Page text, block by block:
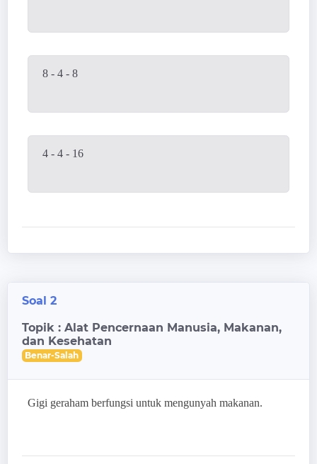
8 - 4 - 8
4 - 4 - 16
Soal 2
Topik : Alat Pencernaan Manusia, Makanan,
dan Kesehatan
Benar-Salah
Gigi geraham berfungsi untuk mengunyah makanan.